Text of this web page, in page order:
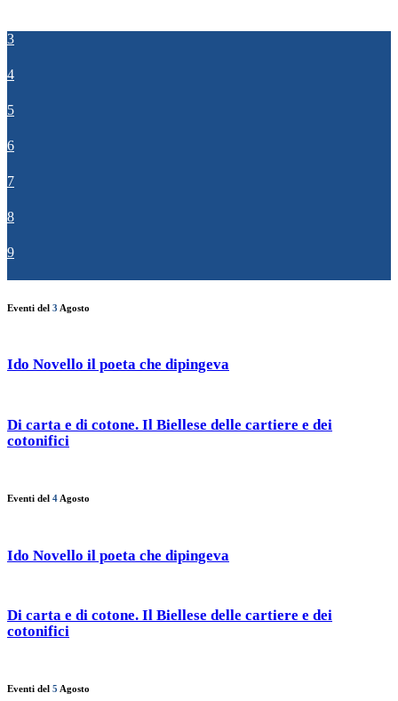
3
4
5
6
7
8
9
Eventi del 3 Agosto
Ido Novello il poeta che dipingeva
Di carta e di cotone. Il Biellese delle cartiere e dei
cotonifici
Eventi del 4 Agosto
Ido Novello il poeta che dipingeva
Di carta e di cotone. Il Biellese delle cartiere e dei
cotonifici
Eventi del 5 Agosto